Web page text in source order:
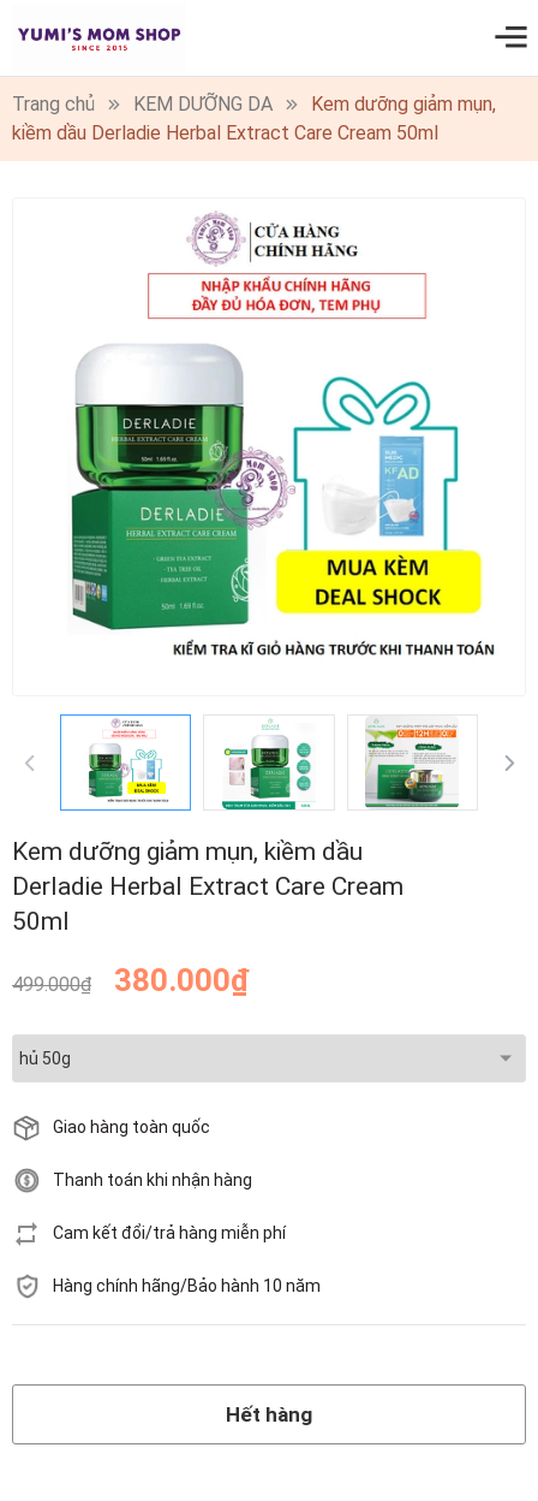
0
Trang chủ KEM DƯỠNG DA
Kem dưỡng giảm mụn,
kiềm dầu Derladie Herbal Extract Care Cream 50ml
Kem dưỡng giảm mụn, kiềm dầu
Derladie Herbal Extract Care Cream
50ml
499.000₫ 380.000₫
Giao hàng toàn quốc
Thanh toán khi nhận hàng
Cam kết đổi/trả hàng miễn phí
Hàng chính hãng/Bảo hành 10 năm
Hết hàng